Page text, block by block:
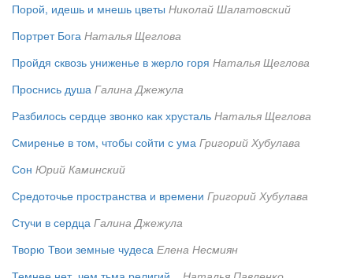
Порой, идешь и мнешь цветы Николай Шалатовский
Портрет Бога Наталья Щеглова
Пройдя сквозь униженье в жерло горя Наталья Щеглова
Проснись душа Галина Джежула
Разбилось сердце звонко как хрусталь Наталья Щеглова
Смиренье в том, чтобы сойти с ума Григорий Хубулава
Сон Юрий Каминский
Средоточье пространства и времени Григорий Хубулава
Стучи в сердца Галина Джежула
Творю Твои земные чудеса Елена Несмиян